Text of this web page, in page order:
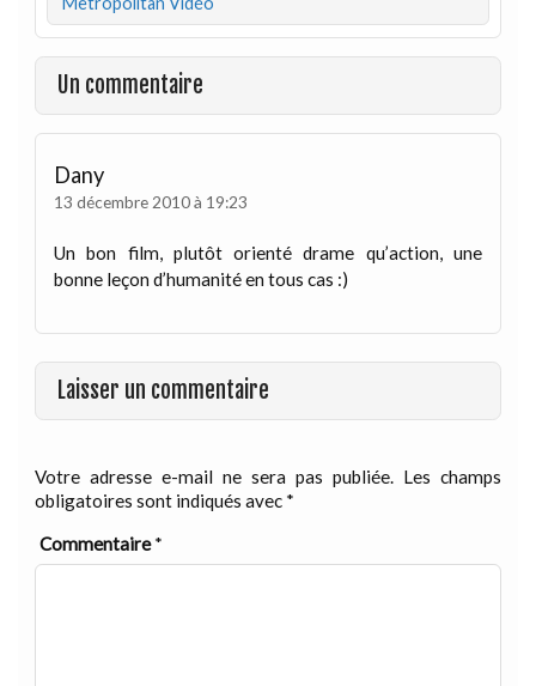
Un commentaire
Dany
13 décembre 2010 à 19:23
Un bon film, plutôt orienté drame qu’action, une
bonne leçon d’humanité en tous cas :)
Laisser un commentaire
Votre adresse e-mail ne sera pas publiée. Les champs
obligatoires sont indiqués avec *
Commentaire*